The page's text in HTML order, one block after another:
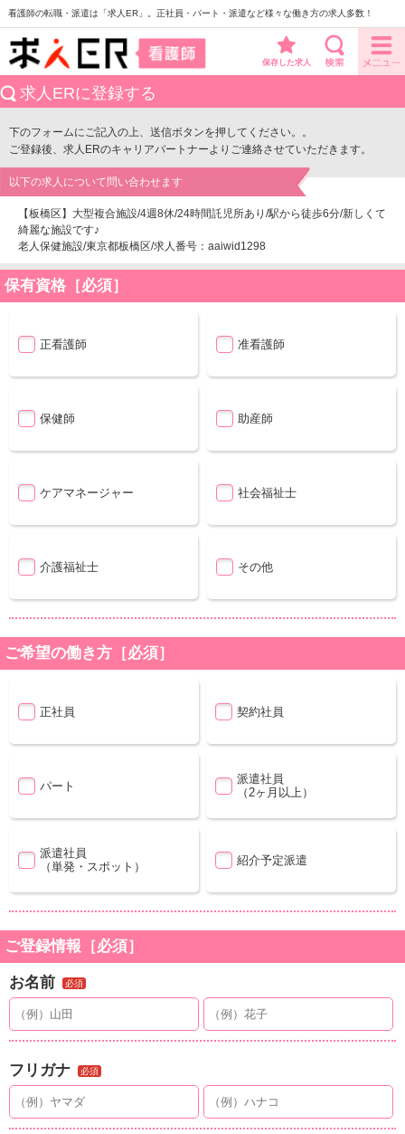
看護師の転職・派遣は「求人ER」。正社員・パート・派遣など様々な働き方の求人多数！
保存した求人
求人ERに登録する
下のフォームにご記入の上、送信ボタンを押してください。。
ご登録後、求人ERのキャリアパートナーよりご連絡させていただきます。
以下の求人について問い合わせます
【板橋区】大型複合施設/4週8休/24時間託児所あり/駅から徒歩6分/新しくて
綺麗な施設です♪
老人保健施設/東京都板橋区/求人番号：aaiwid1298
保有資格［必須］
正看護師 准看護師
保健師 助産師
ケアマネージャー 社会福祉士
介護福祉士 その他
ご希望の働き方［必須］
正社員 契約社員
パート
派遣社員
（2ヶ月以上）
派遣社員
（単発・スポット）
紹介予定派遣
ご登録情報［必須］
お名前 必須
フリガナ 必須